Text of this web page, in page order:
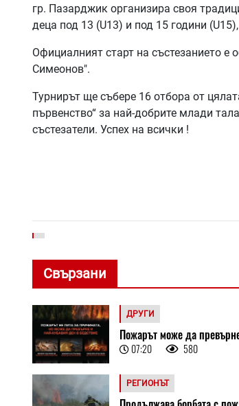
гр. Пазарджик организира своя
деца под 13 (U13) и под 15 години
Официалният старт на състезанието
Симеонов".
Турнирът ще събере 16 отбора от
първенство“ за най-добрите млади
състезатели. Успех на всички !
Свързани
ДРУГИ
Пожарът може да
07:20 580
РЕГИОНЪТ